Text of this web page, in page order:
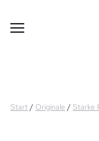
Start / Originale / Starke